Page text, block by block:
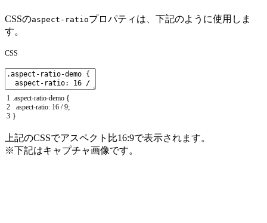
CSSのaspect-ratioプロパティは、下記のように使用しま
す。
CSS
1
2
3
.aspect-ratio-demo {
aspect-ratio: 16 / 9;
}
上記のCSSでアスペクト比16:9で表示されます。
※下記はキャプチャ画像です。